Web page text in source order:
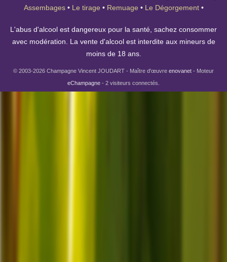
Assembages • Le tirage • Remuage • Le Dégorgement •
L'abus d'alcool est dangereux pour la santé, sachez consommer
avec modération. La vente d'alcool est interdite aux mineurs de
moins de 18 ans.
© 2003-2026 Champagne Vincent JOUDART - Maître d'œuvre enovanet - Moteur
eChampagne - 2 visiteurs connectés.